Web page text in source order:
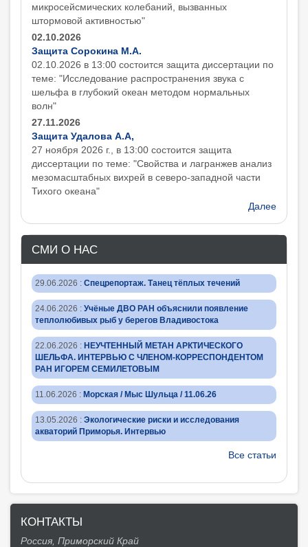
микросейсмических колебаний, вызванных
штормовой активностью"
02.10.2026
Защита Сорокина М.А.
02.10.2026 в 13:00 состоится защита диcсертации по
теме: "Исследование распространения звука с
шельфа в глубокий океан методом нормальных
волн"
27.11.2026
Защита Удалова А.А,
27 ноября 2026 г., в 13:00 состоится защита
диcсертации по теме: "Свойства и лагранжев анализ
мезомасштабных вихрей в северо-западной части
Тихого океана"
Далее
СМИ О НАС
29.06.2026 : Спецрепортаж. Танец тёплых течений
24.06.2026 : Учёные ДВО РАН объяснили появление
теплолюбивых рыб у берегов Владивостока
22.06.2026 : НЕУЧТЕННЫЙ МЕТАН АРКТИЧЕСКОГО
ШЕЛЬФА. ИНТЕРВЬЮ С ЧЛЕНОМ-КОРРЕСПОНДЕНТОМ
РАН ИГОРЕМ СЕМИЛЕТОВЫМ
11.06.2026 : Морская / Мыс Шульца / 11.06.26
13.05.2026 : Экологические риски и исследования
акваторий Приморья. Интервью
Все статьи
КОНТАКТЫ
Россия, Приморский Край